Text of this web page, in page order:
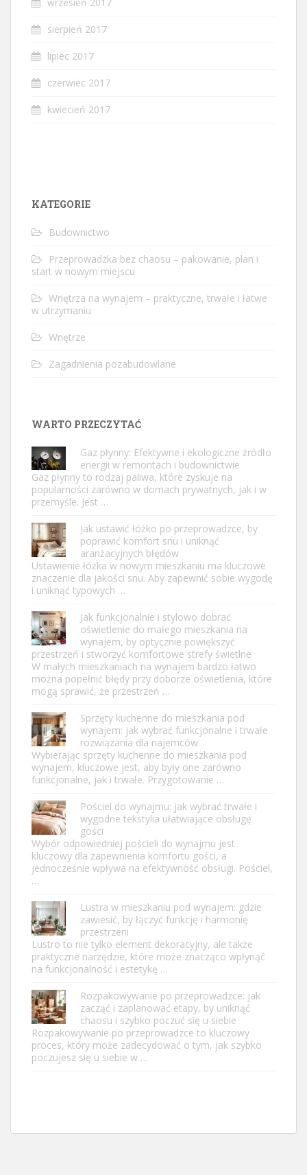
wrzesień 2017
sierpień 2017
lipiec 2017
czerwiec 2017
kwiecień 2017
KATEGORIE
Budownictwo
Przeprowadzka bez chaosu – pakowanie, plan i
start w nowym miejscu
Wnętrza na wynajem – praktyczne, trwałe i łatwe
w utrzymaniu
Wnętrze
Zagadnienia pozabudowlane
WARTO PRZECZYTAĆ
Gaz płynny: Efektywne i ekologiczne źródło
energii w remontach i budownictwie
Gaz płynny to rodzaj paliwa, które zyskuje na
popularności zarówno w domach prywatnych, jak i w
przemyśle. Jest …
Jak ustawić łóżko po przeprowadzce, by
poprawić komfort snu i uniknąć
aranżacyjnych błędów
Ustawienie łóżka w nowym mieszkaniu ma kluczowe
znaczenie dla jakości snu. Aby zapewnić sobie wygodę
i uniknąć typowych …
Jak funkcjonalnie i stylowo dobrać
oświetlenie do małego mieszkania na
wynajem, by optycznie powiększyć
przestrzeń i stworzyć komfortowe strefy świetlne
W małych mieszkaniach na wynajem bardzo łatwo
można popełnić błędy przy doborze oświetlenia, które
mogą sprawić, że przestrzeń …
Sprzęty kuchenne do mieszkania pod
wynajem: jak wybrać funkcjonalne i trwałe
rozwiązania dla najemców
Wybierając sprzęty kuchenne do mieszkania pod
wynajem, kluczowe jest, aby były one zarówno
funkcjonalne, jak i trwałe. Przygotowanie …
Pościel do wynajmu: jak wybrać trwałe i
wygodne tekstylia ułatwiające obsługę
gości
Wybór odpowiedniej pościeli do wynajmu jest
kluczowy dla zapewnienia komfortu gości, a
jednocześnie wpływa na efektywność obsługi. Pościel,
…
Lustra w mieszkaniu pod wynajem: gdzie
zawiesić, by łączyć funkcję i harmonię
przestrzeni
Lustro to nie tylko element dekoracyjny, ale także
praktyczne narzędzie, które może znacząco wpłynąć
na funkcjonalność i estetykę …
Rozpakowywanie po przeprowadzce: jak
zacząć i zaplanować etapy, by uniknąć
chaosu i szybko poczuć się u siebie
Rozpakowywanie po przeprowadzce to kluczowy
proces, który może zadecydować o tym, jak szybko
poczujesz się u siebie w …